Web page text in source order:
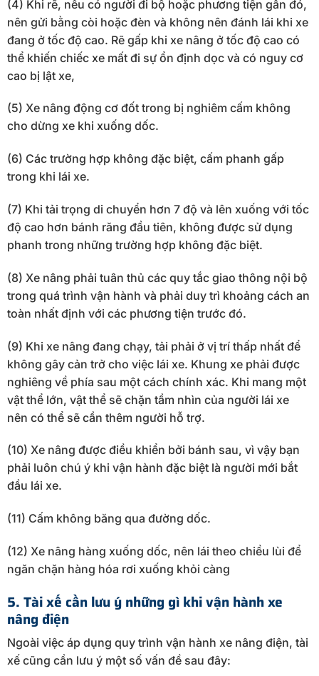
(4) Khi rẽ, nếu có người đi bộ hoặc phương tiện gần đó,
nên gửi bằng còi hoặc đèn và không nên đánh lái khi xe
đang ở tốc độ cao. Rẽ gấp khi xe nâng ở tốc độ cao có
thể khiến chiếc xe mất đi sự ổn định dọc và có nguy cơ
cao bị lật xe,
(5) Xe nâng động cơ đốt trong bị nghiêm cấm không
cho dừng xe khi xuống dốc.
(6) Các trường hợp không đặc biệt, cấm phanh gấp
trong khi lái xe.
(7) Khi tải trọng di chuyển hơn 7 độ và lên xuống với tốc
độ cao hơn bánh răng đầu tiên, không được sử dụng
phanh trong những trường hợp không đặc biệt.
(8) Xe nâng phải tuân thủ các quy tắc giao thông nội bộ
trong quá trình vận hành và phải duy trì khoảng cách an
toàn nhất định với các phương tiện trước đó.
(9) Khi xe nâng đang chạy, tải phải ở vị trí thấp nhất để
không gây cản trở cho việc lái xe. Khung xe phải được
nghiêng về phía sau một cách chính xác. Khi mang một
vật thể lớn, vật thể sẽ chặn tầm nhìn của người lái xe
nên có thể sẽ cần thêm người hỗ trợ.
(10) Xe nâng được điều khiển bởi bánh sau, vì vậy bạn
phải luôn chú ý khi vận hành đặc biệt là người mới bắt
đầu lái xe.
(11) Cấm không băng qua đường dốc.
(12) Xe nâng hàng xuống dốc, nên lái theo chiều lùi để
ngăn chặn hàng hóa rơi xuống khỏi càng
5. Tài xế cần lưu ý những gì khi vận hành xe
nâng điện
Ngoài việc áp dụng quy trình vận hành xe nâng điện, tài
xế cũng cần lưu ý một số vấn đề sau đây: